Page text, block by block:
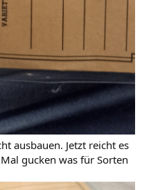
ausbauen. Jetzt reicht es
gucken was für Sorten